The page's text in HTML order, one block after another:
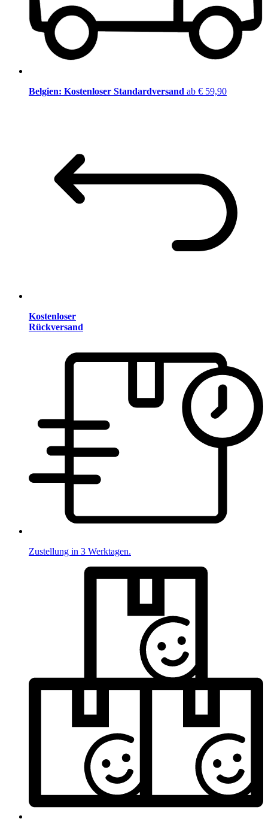
Belgien: Kostenloser Standardversand ab € 59,90
Kostenloser
Rückversand
Zustellung in 3 Werktagen.